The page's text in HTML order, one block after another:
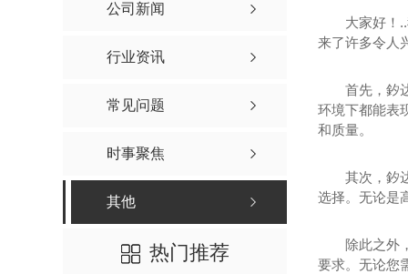
公司新闻
行业资讯
常见问题
时事聚焦
其他
热门推荐
大家好！
来了许多令人
首先，釸
环境下都能表
和质量。
其次，釸
选择。无论是
除此之外
要求。无论您